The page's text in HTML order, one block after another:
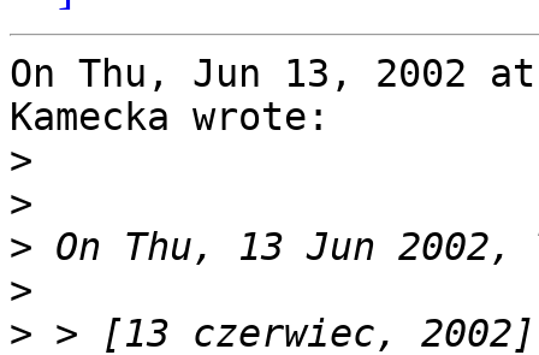
On Thu, Jun 13, 2002 at
Kamecka wrote:
>
>
>
>
>